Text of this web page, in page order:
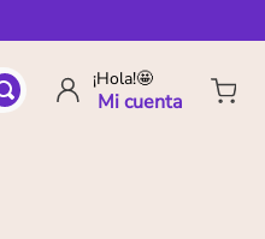
¡Hola!🤩